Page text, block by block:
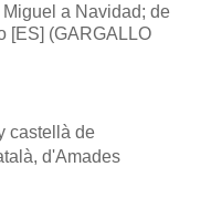
a Navidad; de
[ES] (GARGALLO
castellà de
d'Amades